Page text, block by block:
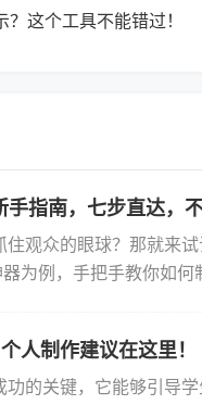
这个工具不能错过！
指南，七步直达，不
观众的眼球？那就来试
为例，手把手教你如何
人制作建议在这里！
功的关键，它能够引导